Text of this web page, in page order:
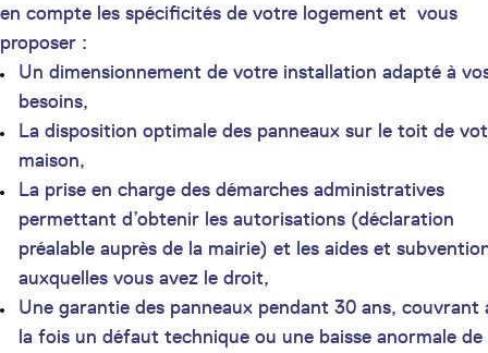
en compte les spécificités de votre logement et vous
proposer :
Un dimensionnement de votre installation adapté à
besoins,
La disposition optimale des panneaux sur le toit de
maison,
La prise en charge des démarches administratives
permettant d’obtenir les autorisations (déclaration
préalable auprès de la mairie) et les aides et
auxquelles vous avez le droit,
Une garantie des panneaux pendant 30 ans, couvrant
la fois un défaut technique ou une baisse anormale de